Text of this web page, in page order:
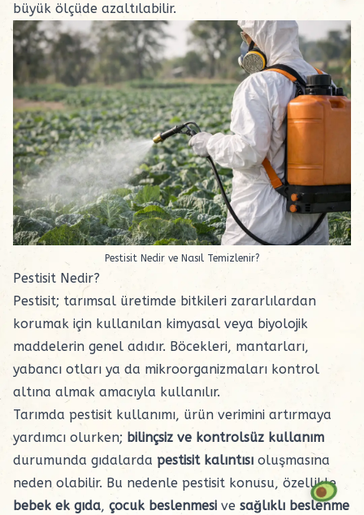
büyük ölçüde azaltılabilir.
Pestisit Nedir ve Nasıl Temizlenir?
Pestisit Nedir?
Pestisit; tarımsal üretimde bitkileri zararlılardan
korumak için kullanılan kimyasal veya biyolojik
maddelerin genel adıdır. Böcekleri, mantarları,
yabancı otları ya da mikroorganizmaları kontrol
altına almak amacıyla kullanılır.
Tarımda pestisit kullanımı, ürün verimini artırmaya
yardımcı olurken; bilinçsiz ve kontrolsüz kullanım
durumunda gıdalarda pestisit kalıntısı oluşmasına
neden olabilir. Bu nedenle pestisit konusu, özellikle
bebek ek gıda, çocuk beslenmesi ve sağlıklı beslenme